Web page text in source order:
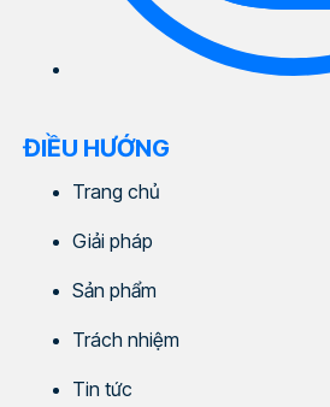
ĐIỀU HƯỚNG
Trang chủ
Giải pháp
Sản phẩm
Trách nhiệm
Tin tức